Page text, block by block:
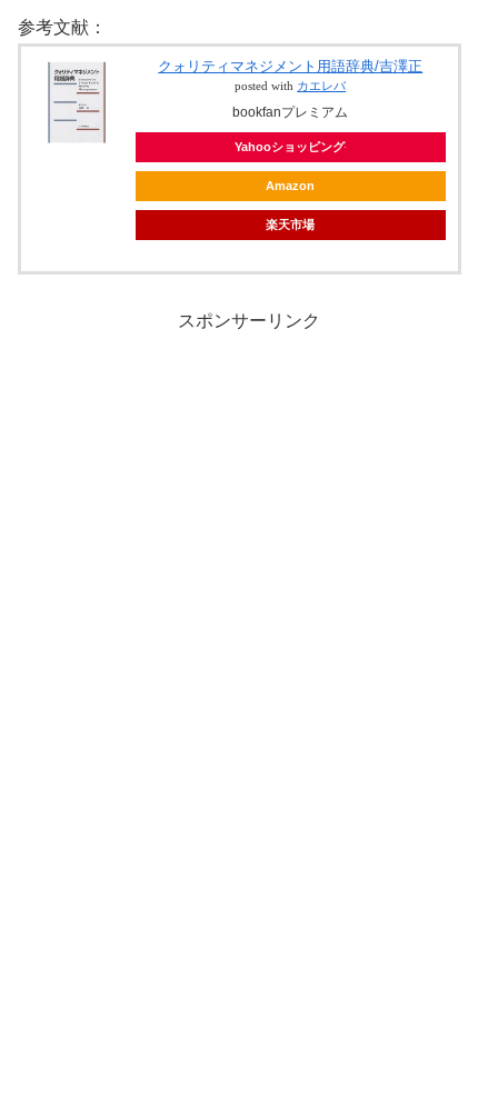
参考文献：
クォリティマネジメント用語辞典/吉澤正
posted with カエレバ
bookfanプレミアム
Yahooショッピング
Amazon
楽天市場
スポンサーリンク